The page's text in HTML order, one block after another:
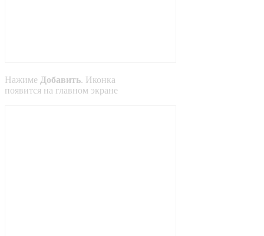
Нажиме Добавить. Иконка
появится на главном экране